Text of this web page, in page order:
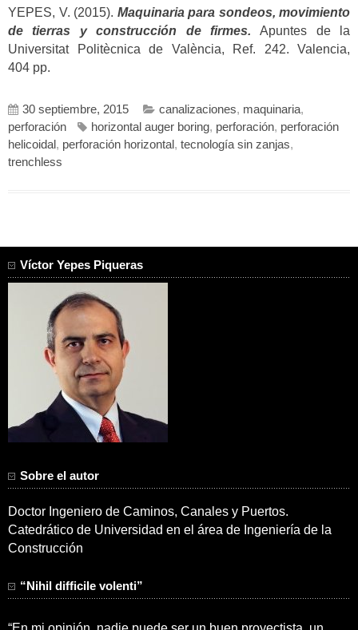
YEPES, V. (2015). Maquinaria para sondeos, movimiento
de tierras y construcción de firmes. Apuntes de la
Universitat Politècnica de València, Ref. 242. Valencia,
404 pp.
30 septiembre, 2015 canalizaciones, maquinaria,
perforación
horizontal auger boring, perforación, perforación
helicoidal , perforación horizontal , tecnología sin zanjas,
trenchless
Víctor Yepes Piqueras
Sobre el autor
Doctor Ingeniero de Caminos, Canales y Puertos.
Catedrático de Universidad en el área de Ingeniería de la
Construcción
“Nihil difficile volenti”